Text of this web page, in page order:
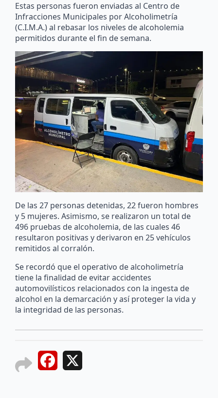
Estas personas fueron enviadas al Centro de
Infracciones Municipales por Alcoholimetría
(C.I.M.A.) al rebasar los niveles de alcoholemia
permitidos durante el fin de semana.
De las 27 personas detenidas, 22 fueron hombres
y 5 mujeres. Asimismo, se realizaron un total de
496 pruebas de alcoholemia, de las cuales 46
resultaron positivas y derivaron en 25 vehículos
remitidos al corralón.
Se recordó que el operativo de alcoholimetría
tiene la finalidad de evitar accidentes
automovilísticos relacionados con la ingesta de
alcohol en la demarcación y así proteger la vida y
la integridad de las personas.
Facebook